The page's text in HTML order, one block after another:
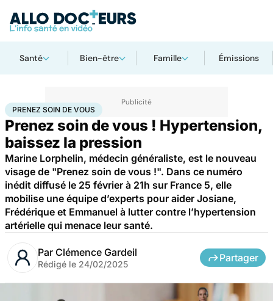
Santé Bien-être Famille Émissions
AccueilSantéMaladiesMaladies cardiaques
PRENEZ SOIN DE VOUS
Prenez soin de vous ! Hypertension,
baissez la pression
Marine Lorphelin, médecin généraliste, est le nouveau
visage de "Prenez soin de vous !". Dans ce numéro
inédit diffusé le 25 février à 21h sur France 5, elle
mobilise une équipe d’experts pour aider Josiane,
Frédérique et Emmanuel à lutter contre l’hypertension
artérielle qui menace leur santé.
Par Clémence Gardeil
Rédigé le 24/02/2025
Partager